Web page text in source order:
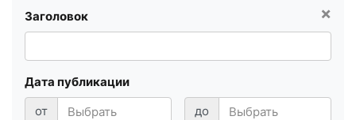
×
Заголовок
Дата публикации
от
до